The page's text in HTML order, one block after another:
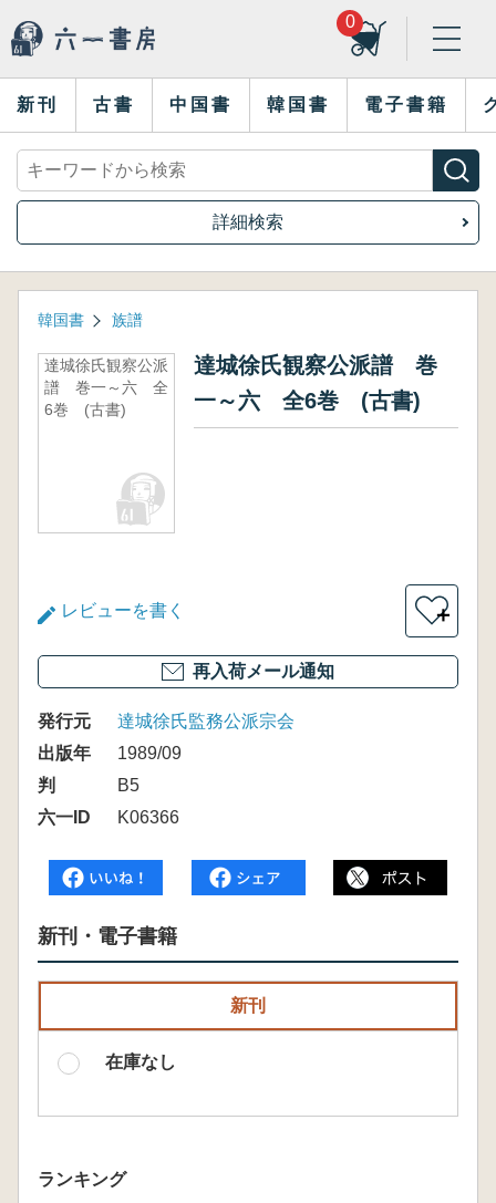
0
新刊 古書 中国書 韓国書 電子書籍
詳細検索
韓国書 族譜
達城徐氏観察公派
譜 巻一～六 全
6巻 (古書)
達城徐氏観察公派譜 巻
一～六 全6巻 (古書)
レビューを書く ＋
再入荷メール通知
発行元
達城徐氏監務公派宗会
出版年
1989/09
判
B5
六一ID
K06366
新刊・電子書籍
新刊
在庫なし
ランキング